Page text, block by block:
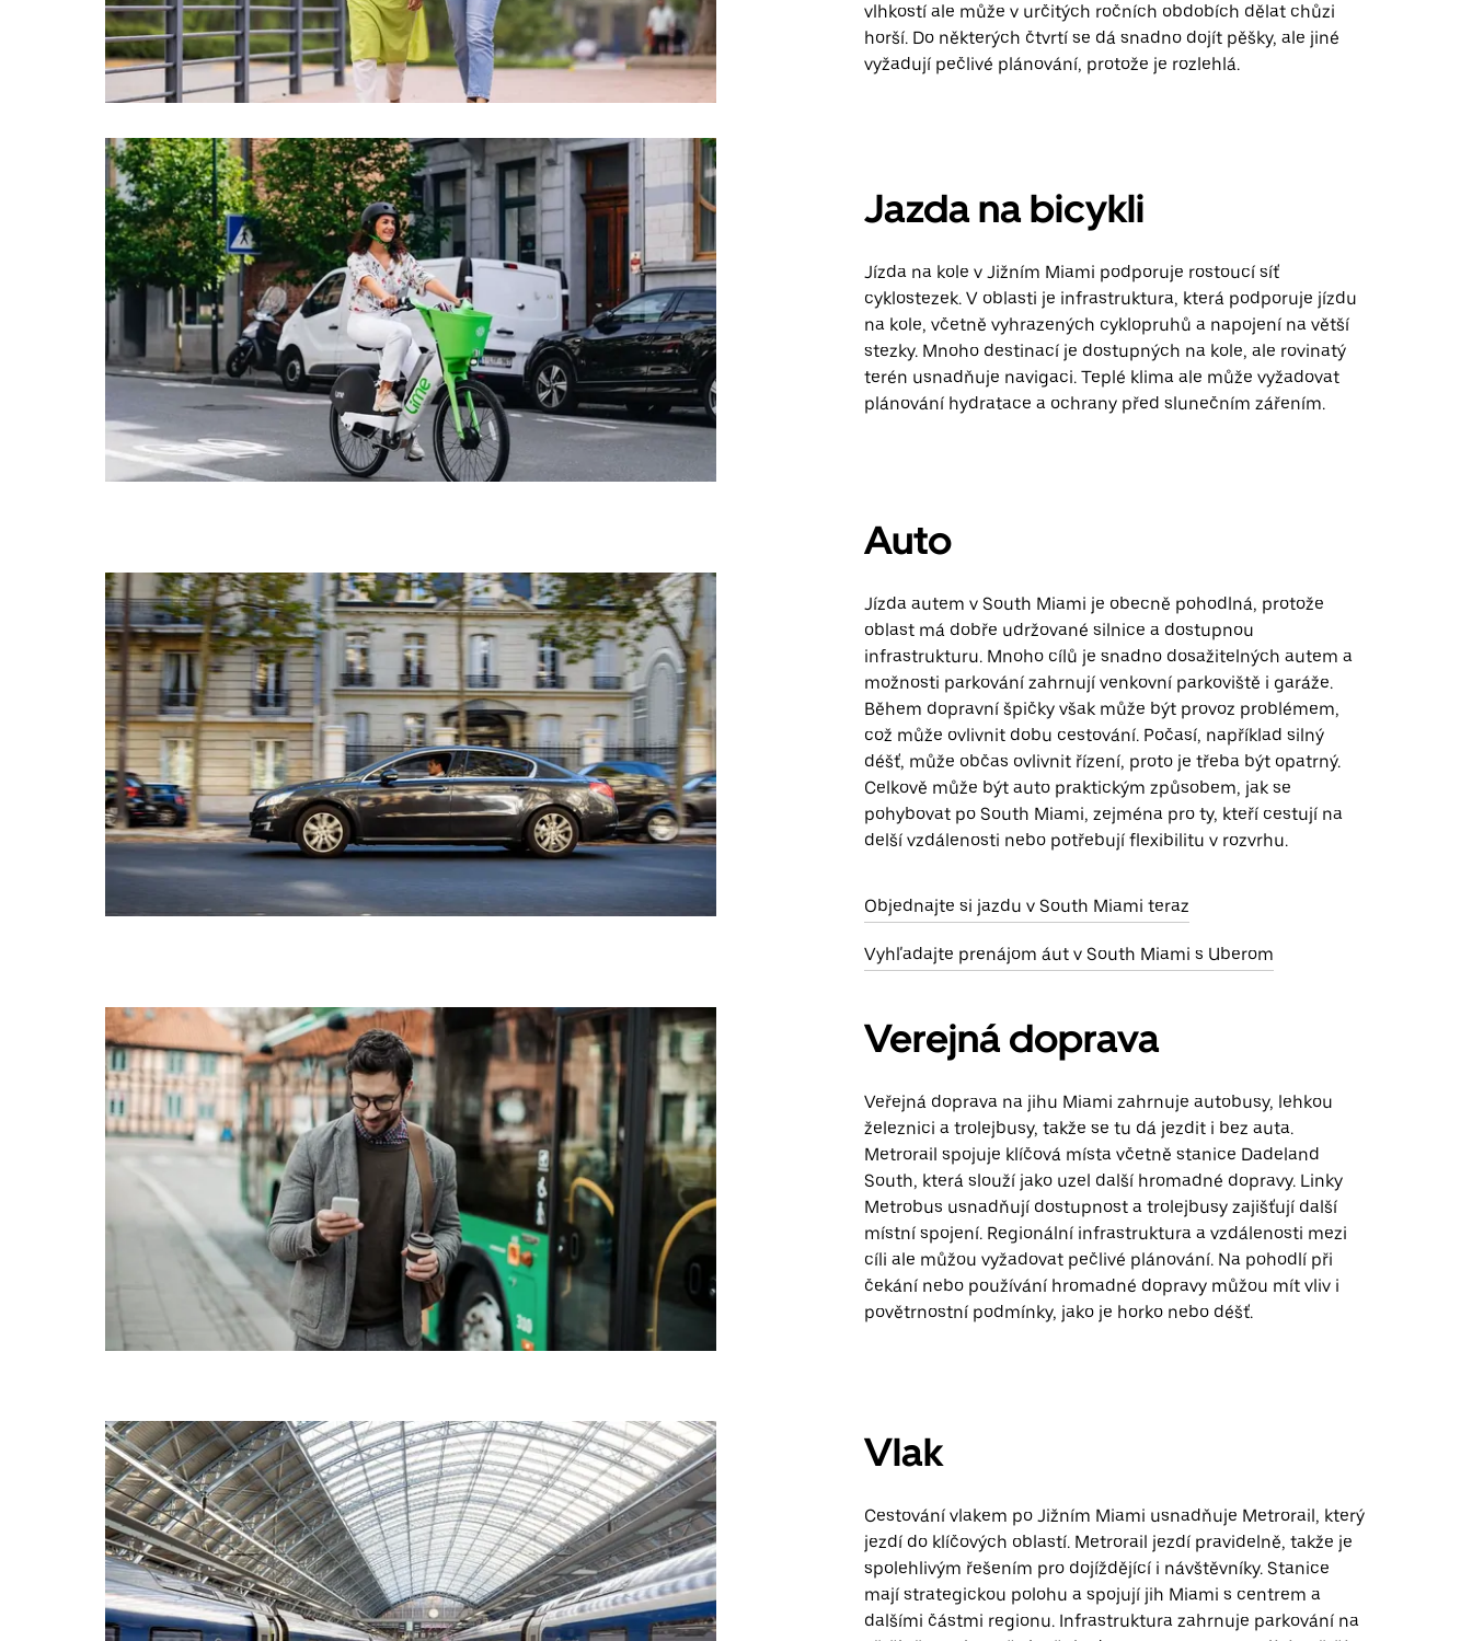
vlhkostí ale může v určitých ročních obdobích dělat chůzi
horší. Do některých čtvrtí se dá snadno dojít pěšky, ale jiné
vyžadují pečlivé plánování, protože je rozlehlá.
Jazda na bicykli
Jízda na kole v Jižním Miami podporuje rostoucí síť
cyklostezek. V oblasti je infrastruktura, která podporuje jízdu
na kole, včetně vyhrazených cyklopruhů a napojení na větší
stezky. Mnoho destinací je dostupných na kole, ale rovinatý
terén usnadňuje navigaci. Teplé klima ale může vyžadovat
plánování hydratace a ochrany před slunečním zářením.
Auto
Jízda autem v South Miami je obecně pohodlná, protože
oblast má dobře udržované silnice a dostupnou
infrastrukturu. Mnoho cílů je snadno dosažitelných autem a
možnosti parkování zahrnují venkovní parkoviště i garáže.
Během dopravní špičky však může být provoz problémem,
což může ovlivnit dobu cestování. Počasí, například silný
déšť, může občas ovlivnit řízení, proto je třeba být opatrný.
Celkově může být auto praktickým způsobem, jak se
pohybovat po South Miami, zejména pro ty, kteří cestují na
delší vzdálenosti nebo potřebují flexibilitu v rozvrhu.
Objednajte si jazdu v South Miami teraz
Vyhľadajte prenájom áut v South Miami s Uberom
Verejná doprava
Veřejná doprava na jihu Miami zahrnuje autobusy, lehkou
železnici a trolejbusy, takže se tu dá jezdit i bez auta.
Metrorail spojuje klíčová místa včetně stanice Dadeland
South, která slouží jako uzel další hromadné dopravy. Linky
Metrobus usnadňují dostupnost a trolejbusy zajišťují další
místní spojení. Regionální infrastruktura a vzdálenosti mezi
cíli ale můžou vyžadovat pečlivé plánování. Na pohodlí při
čekání nebo používání hromadné dopravy můžou mít vliv i
povětrnostní podmínky, jako je horko nebo déšť.
Vlak
Cestování vlakem po Jižním Miami usnadňuje Metrorail, který
jezdí do klíčových oblastí. Metrorail jezdí pravidelně, takže je
spolehlivým řešením pro dojíždějící i návštěvníky. Stanice
mají strategickou polohu a spojují jih Miami s centrem a
dalšími částmi regionu. Infrastruktura zahrnuje parkování na